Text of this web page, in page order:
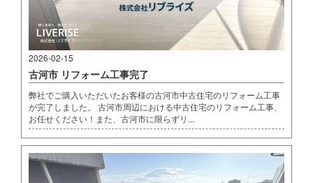
2026-02-15
古河市 リフォーム工事完了
弊社でご購入いただいたお客様の古河市中古住宅のリフォーム工事
が完了しました。 古河市周辺における中古住宅のリフォーム工事、
お任せください！また、古河市に限らずリ...